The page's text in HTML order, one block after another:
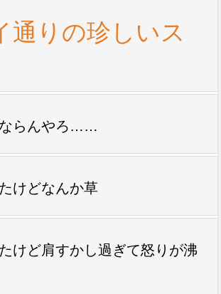
通りの珍しいス
らんやろ……
けどなんか草
けど肩すかし過ぎて怒りが沸